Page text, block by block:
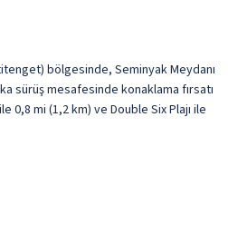
bölgesinde, Seminyak Meydanı
sürüş mesafesinde konaklama fırsatı
0,8 mi (1,2 km) ve Double Six Plajı ile